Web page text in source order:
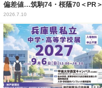
偏差値…筑駒74・桜蔭70＜PR＞
2026.7.10